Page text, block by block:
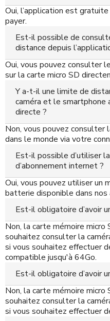
Oui, l’application est
payer.
Est-il possible de
distance depuis
Oui, vous pouvez consulter
sur la carte micro SD
Y a-t-il une limite de
caméra et le smartphone
directe ?
Non, vous pouvez consulter
dans le monde via votre
Est-il possible d’utiliser
d’abonnement internet ?
Oui, vous pouvez utiliser un
batterie disponible dans nos
Est-il obligatoire d’avoir
Non, la carte mémoire micro
souhaitez consulter la
si vous souhaitez effectuer
compatible jusqu'à 64Go.
Est-il obligatoire d’avoir
Non, la carte mémoire micro
souhaitez consulter la
si vous souhaitez effectuer